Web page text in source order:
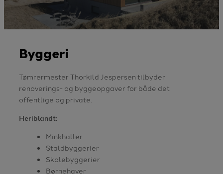
Byggeri
​Tømrermester Thorkild Jespersen tilbyder
renoverings- og byggeopgaver for både det
offentlige og private.
Heriblandt:
Minkhaller
Staldbyggerier
Skolebyggerier
Børnehaver